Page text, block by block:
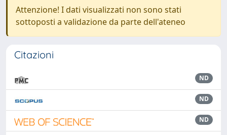
Attenzione! I dati visualizzati non sono stati
sottoposti a validazione da parte dell'ateneo
Citazioni
ND
ND
ND